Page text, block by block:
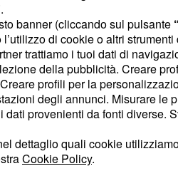
queste sostanze sono stati già
ancora) ceppi di batteri
più specifici per le proprie
a unadietaottimaleper
microbiota individuale
.
banner (cliccando sul pulsante
di cookie o altri
trattiamo i tuoi dati di
della pubblicità. Creare
profili per la
degli annunci. Misurare le
dati provenienti da fonti diverse.
dettaglio quali cookie
Cookie Policy.